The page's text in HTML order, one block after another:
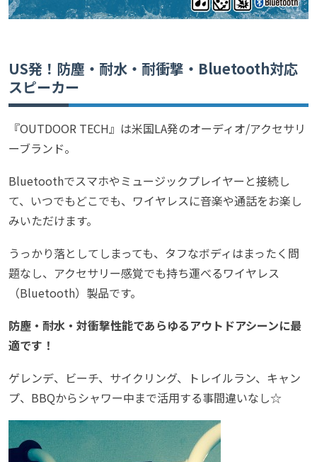
US発！防塵・耐水・耐衝撃・Bluetooth対応
スピーカー
『OUTDOOR TECH』は米国LA発のオーディオ/アクセサリ
ーブランド。
Bluetoothでスマホやミュージックプレイヤーと接続し
て、いつでもどこでも、ワイヤレスに音楽や通話をお楽し
みいただけます。
うっかり落としてしまっても、タフなボディはまったく問
題なし、アクセサリー感覚でも持ち運べるワイヤレス
（Bluetooth）製品です。
防塵・耐水・対衝撃性能であらゆるアウトドアシーンに最
適です！
ゲレンデ、ビーチ、サイクリング、トレイルラン、キャン
プ、BBQからシャワー中まで活用する事間違いなし☆